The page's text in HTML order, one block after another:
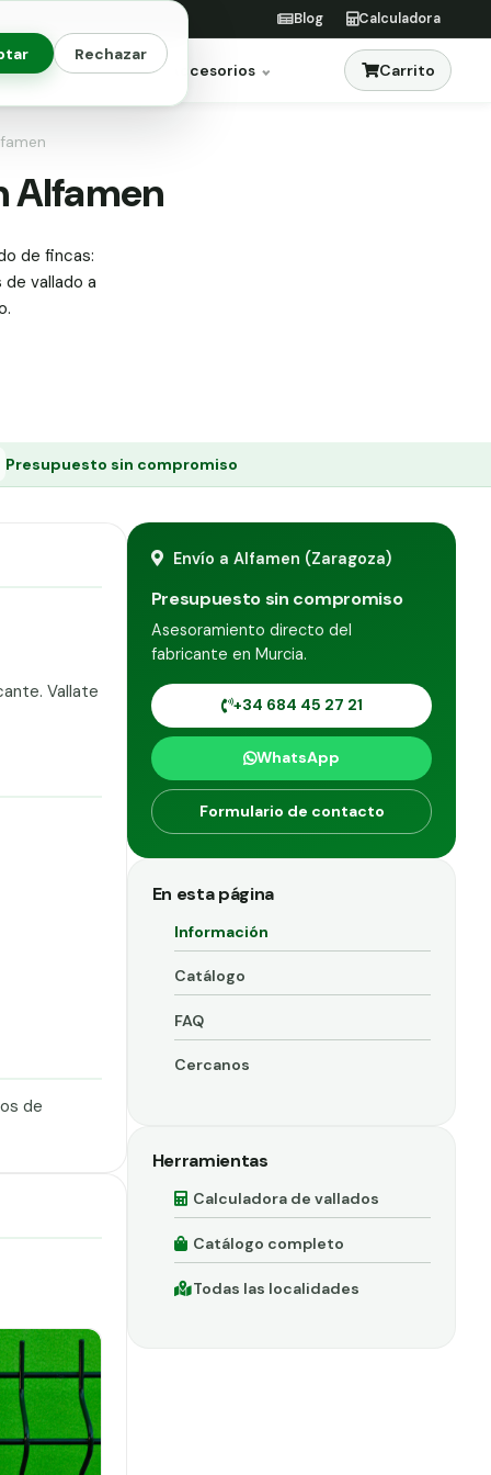
Rechazar
Blog Calculadora
Jardinería Accesorios Carrito
Alfamen
de fincas:
vallado a
Presupuesto sin compromiso
Vallate
de
Envío a Alfamen (Zaragoza)
Presupuesto sin compromiso
Asesoramiento directo del
fabricante en Murcia.
+34 684 45 27 21
WhatsApp
Formulario de contacto
En esta página
Información
Catálogo
FAQ
Cercanos
Herramientas
Calculadora de vallados
Catálogo completo
Todas las localidades